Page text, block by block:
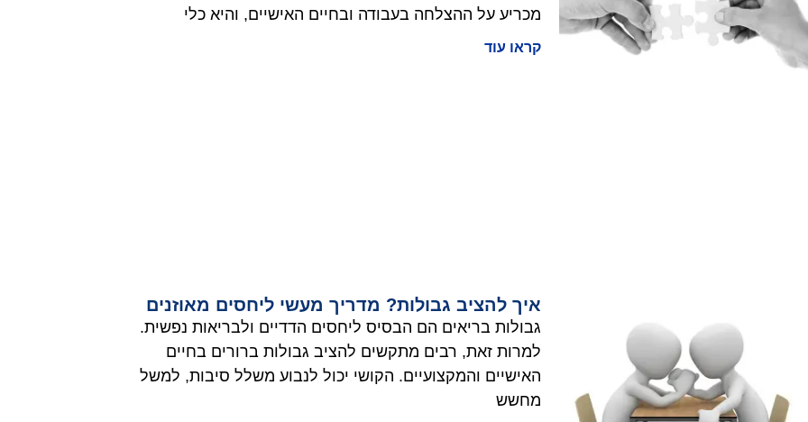
מכריע על ההצלחה בעבודה ובחיים האישיים, והיא כלי
קראו עוד
איך להציב גבולות? מדריך מעשי ליחסים מאוזנים
גבולות בריאים הם הבסיס ליחסים הדדיים ולבריאות נפשית.
למרות זאת, רבים מתקשים להציב גבולות ברורים בחיים
האישיים והמקצועיים. הקושי יכול לנבוע משלל סיבות, למשל
מחשש